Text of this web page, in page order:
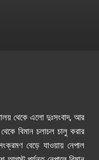
থেকে এলো দুঃসংবাদ, আর
বিমান চলাচল চালু করার
বেড়ে যাওয়ায় নেপাল